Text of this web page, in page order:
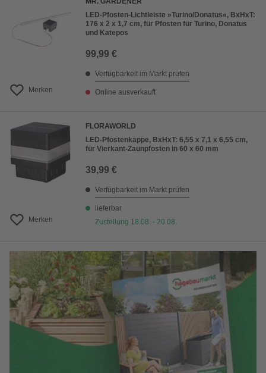
Merken
LED-Pfosten-Lichtleiste »Turino/Donatus«, BxHxT:
176 x 2 x 1,7 cm, für Pfosten für Turino, Donatus
und Katepos
99,99 €
Verfügbarkeit im Markt prüfen
Online ausverkauft
Merken
FLORAWORLD
LED-Pfostenkappe, BxHxT: 6,55 x 7,1 x 6,55 cm,
für Vierkant-Zaunpfosten in 60 x 60 mm
39,99 €
Verfügbarkeit im Markt prüfen
lieferbar
Zustellung 18.08. - 20.08.